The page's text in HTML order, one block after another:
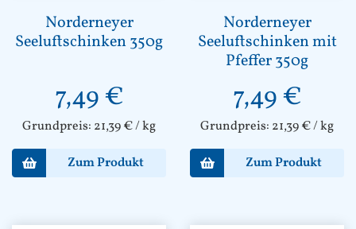
Norderneyer
Seeluftschinken 350g
7,49€
Grundpreis: 21,39€/kg
Zum Produkt
Norderneyer
Seeluftschinken mit
Pfeffer 350g
7,49€
Grundpreis: 21,39€/kg
Zum Produkt